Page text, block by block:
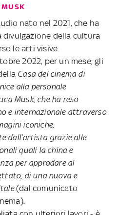
nato nel 2021, che ha
divulgazione della cultura
le arti visive.
2022, per un mese, gli
Casa del cinema di
alla personale
Musk, che ha reso
e internazionale attraverso
iconiche,
dall’artista grazie alle
quali la china e
per approdare al
di una nuova e
(dal comunicato